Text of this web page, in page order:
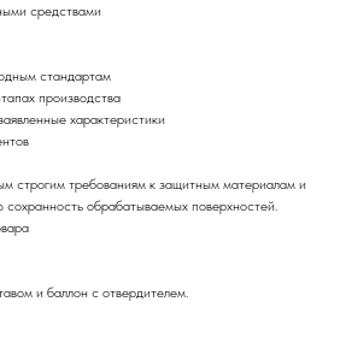
средствами
стандартам
производства
характеристики
строгим требованиям к защитным материалам и
обрабатываемых поверхностей.
и баллон с отвердителем.